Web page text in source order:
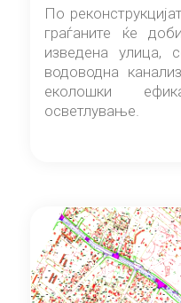
По
граѓаните ќе
изведена улица,
водоводна
еколошки
осветлување.